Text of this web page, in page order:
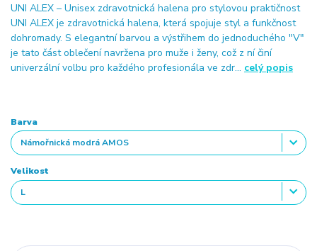
UNI ALEX – Unisex zdravotnická halena pro stylovou praktičnost
UNI ALEX je zdravotnická halena, která spojuje styl a funkčnost
dohromady. S elegantní barvou a výstřihem do jednoduchého "V"
je tato část oblečení navržena pro muže i ženy, což z ní činí
univerzální volbu pro každého profesionála ve zdr... celý popis
Barva
Velikost